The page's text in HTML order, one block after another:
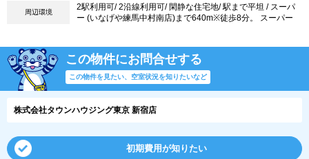
周辺環境
2駅利用可/ 2沿線利用可/ 閑静な住宅地/ 駅まで平坦 / スーパ
ー (いなげや練馬中村南店)まで640m※徒歩8分。 スーパー
この物件にお問合せする
この物件を見たい、空室状況を知りたいなど
株式会社タウンハウジング東京 新宿店
初期費用が知りたい